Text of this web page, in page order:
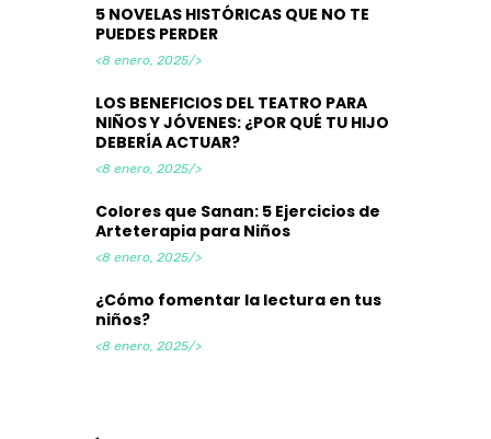
5 NOVELAS HISTÓRICAS QUE NO TE
PUEDES PERDER
<8 enero, 2025/>
LOS BENEFICIOS DEL TEATRO PARA
NIÑOS Y JÓVENES: ¿POR QUÉ TU HIJO
DEBERÍA ACTUAR?
<8 enero, 2025/>
Colores que Sanan: 5 Ejercicios de
Arteterapia para Niños
<8 enero, 2025/>
¿Cómo fomentar la lectura en tus
niños?
<8 enero, 2025/>